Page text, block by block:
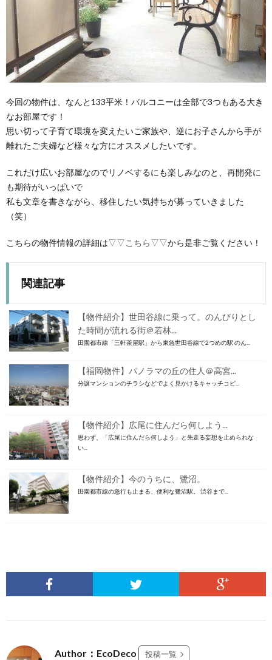
今回の物件は、なんと133平米！バルコニーは全部で3つもある大き
なお部屋です！
思い切って子育て環境を変えたいご家族や、逆にお子さんから手が
離れたご夫婦など様々な方にオススメしたいです。
これだけ広いお部屋なのでリノベするにも楽しみなのと、再開発に
も期待がいっぱいで
私も文章を書きながら、移住したい気持ちが募っていきました
（笑）
こちらの物件情報の詳細は▽▽こちら▽▽から是非ご覧ください！
関連記事
【物件紹介】世田谷線に乗って。のんびりとし
た時間が流れる街＠若林...
田園都市線「三軒茶屋駅」から東急世田谷線で2つめの駅 のん...
【福岡物件】パノラマの丘の住人＠高宮...
分譲マンションのチラシなどでよく見かけるキャッチコピ...
【物件紹介】広尾に住んだら何しよう...
思わず、「広尾に住んだら何しよう」と先走る妄想を止められな
い...
【物件紹介】今のうちに、鷺沼。
田園都市線の急行も止まる、便利な鷺沼駅。 渋谷まで...
Author：EcoDeco 投稿一覧